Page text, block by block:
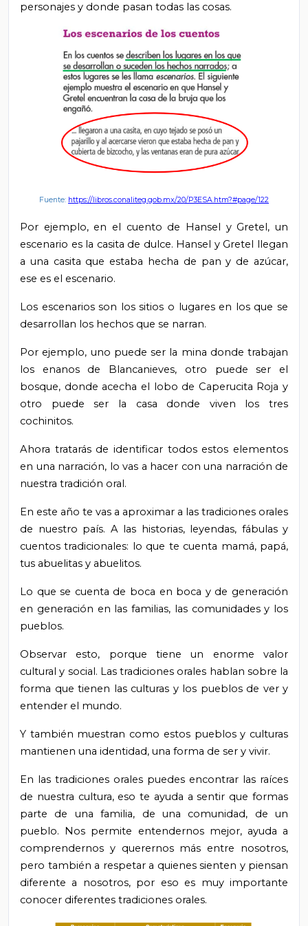
personajes y donde pasan todas las cosas.
Fuente: https://libros.conaliteg.gob.mx/20/P3ESA.htm?#page/122
Por ejemplo, en el cuento de Hansel y Gretel, un
escenario es la casita de dulce. Hansel y Gretel llegan
a una casita que estaba hecha de pan y de azúcar,
ese es el escenario.
Los escenarios son los sitios o lugares en los que se
desarrollan los hechos que se narran.
Por ejemplo, uno puede ser la mina donde trabajan
los enanos de Blancanieves, otro puede ser el
bosque, donde acecha el lobo de Caperucita Roja y
otro puede ser la casa donde viven los tres
cochinitos.
Ahora tratarás de identificar todos estos elementos
en una narración, lo vas a hacer con una narración de
nuestra tradición oral.
En este año te vas a aproximar a las tradiciones orales
de nuestro país. A las historias, leyendas, fábulas y
cuentos tradicionales: lo que te cuenta mamá, papá,
tus abuelitas y abuelitos.
Lo que se cuenta de boca en boca y de generación
en generación en las familias, las comunidades y los
pueblos.
Observar esto, porque tiene un enorme valor
cultural y social. Las tradiciones orales hablan sobre la
forma que tienen las culturas y los pueblos de ver y
entender el mundo.
Y también muestran como estos pueblos y culturas
mantienen una identidad, una forma de ser y vivir.
En las tradiciones orales puedes encontrar las raíces
de nuestra cultura, eso te ayuda a sentir que formas
parte de una familia, de una comunidad, de un
pueblo. Nos permite entendernos mejor, ayuda a
comprendernos y querernos más entre nosotros,
pero también a respetar a quienes sienten y piensan
diferente a nosotros, por eso es muy importante
conocer diferentes tradiciones orales.